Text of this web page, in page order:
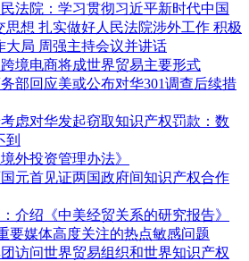
法院：学习贯彻习近平新时代中国
思想 扎实做好人民法院涉外工作 积极
大局 周强主持会议并讲话
境电商将成世界贸易主要形式
部回应美或公布对华301调查后续措
虑对华发起窃取知识产权罚款：数
到
境外投资管理办法》
元首见证两国政府间知识产权合作
介绍《中美经贸关系的研究报告》
要媒体高度关注的热点敏感问题
访问世界贸易组织和世界知识产权